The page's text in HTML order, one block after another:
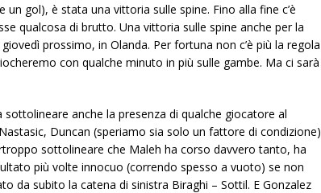
gol), è stata una vittoria sulle spine. Fino alla fine c’è
qualcosa di brutto. Una vittoria sulle spine anche per la
prossimo, in Olanda. Per fortuna non c’è più la regola
con qualche minuto in più sulle gambe. Ma ci sarà
sottolineare anche la presenza di qualche giocatore al
Duncan (speriamo sia solo un fattore di condizione)
sottolineare che Maleh ha corso davvero tanto, ha
più volte innocuo (correndo spesso a vuoto) se non
da subito la catena di sinistra Biraghi – Sottil. E Gonzalez